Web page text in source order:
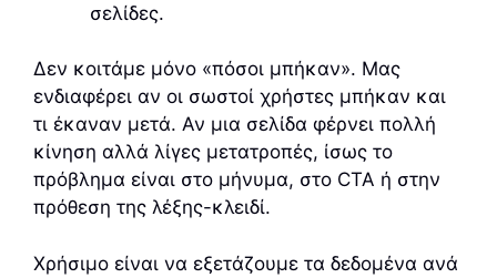
σελίδες.
Δεν κοιτάμε μόνο «πόσοι μπήκαν». Μας
ενδιαφέρει αν οι σωστοί χρήστες μπήκαν και
τι έκαναν μετά. Αν μια σελίδα φέρνει πολλή
κίνηση αλλά λίγες μετατροπές, ίσως το
πρόβλημα είναι στο μήνυμα, στο CTA ή στην
πρόθεση της λέξης-κλειδί.
Χρήσιμο είναι να εξετάζουμε τα δεδομένα ανά